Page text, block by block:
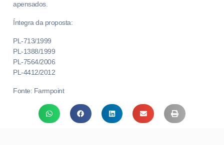
apensados.
Íntegra da proposta:
PL-713/1999
PL-1388/1999
PL-7564/2006
PL-4412/2012
Fonte: Farmpoint